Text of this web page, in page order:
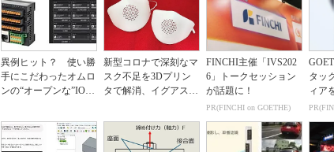
異例ヒット？ 使い勝
手にこだわったオムロ
ンの“オープンな”IO-L
新型コロナで深刻なマ
スク不足を3Dプリン
タで解消、イグアスが
FINCHI主催「IVS202
6」トークセッション
が話題に！
PR(FINCHI on GOETHE)
タッ
ィア